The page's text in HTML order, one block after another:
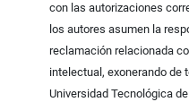
con las autorizaciones
los autores asumen la
reclamación relacionada
intelectual, exonerando de
Universidad Tecnológica